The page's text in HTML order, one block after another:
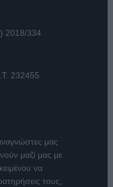
2018/334
232455
μας
μαζί μας με
να
τους,